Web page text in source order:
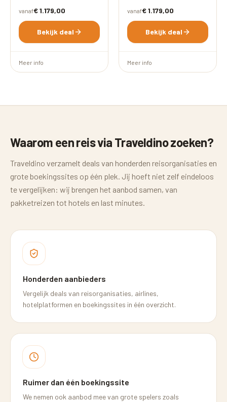
vanaf€ 1.179,00
Bekijk deal
Meer info
vanaf€ 1.179,00
Bekijk deal
Meer info
Waarom een reis via Traveldino zoeken?
Traveldino verzamelt deals van honderden reisorganisaties en
grote boekingssites op één plek. Jij hoeft niet zelf eindeloos
te vergelijken: wij brengen het aanbod samen, van
pakketreizen tot hotels en last minutes.
Honderden aanbieders
Vergelijk deals van reisorganisaties, airlines,
hotelplatformen en boekingssites in één overzicht.
Ruimer dan één boekingssite
We nemen ook aanbod mee van grote spelers zoals